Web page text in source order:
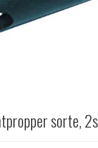
sorte,